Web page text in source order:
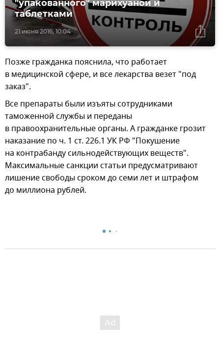
21 июня 2016, 10:04
"упакованного" марихуаной и
таблетками
Позже гражданка пояснила, что работает
в медицинской сфере, и все лекарства везет "под
заказ".
Все препараты были изъяты сотрудниками
таможенной службы и переданы
в правоохранительные органы. А гражданке грозит
наказание по ч. 1 ст. 226.1 УК РФ "Покушение
на контрабанду сильнодействующих веществ".
Максимальные санкции статьи предусматривают
лишение свободы сроком до семи лет и штрафом
до миллиона рублей.